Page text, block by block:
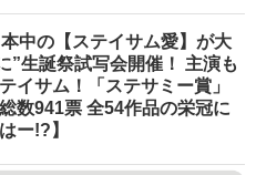
本中の【ステイサム愛】が大
”生誕祭試写会開催！ 主演も
イサム！「ステサミー賞」
数941票 全54作品の栄冠に
ー!?】